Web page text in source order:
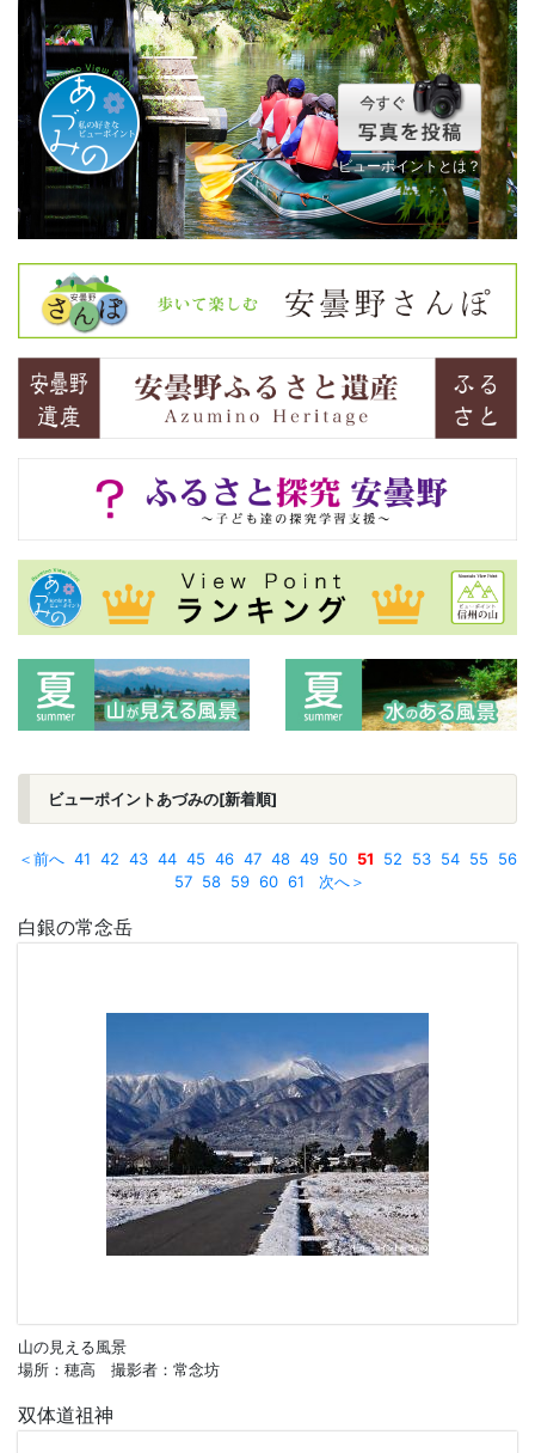
ビューポイントとは？
ビューポイントあづみの[新着順]
＜前へ 41 42 43 44 45 46 47 48 49 50 51 52 53 54 55
56
57 58 59 60 61 次へ＞
白銀の常念岳
山の見える風景
場所：穂高 撮影者：常念坊
双体道祖神